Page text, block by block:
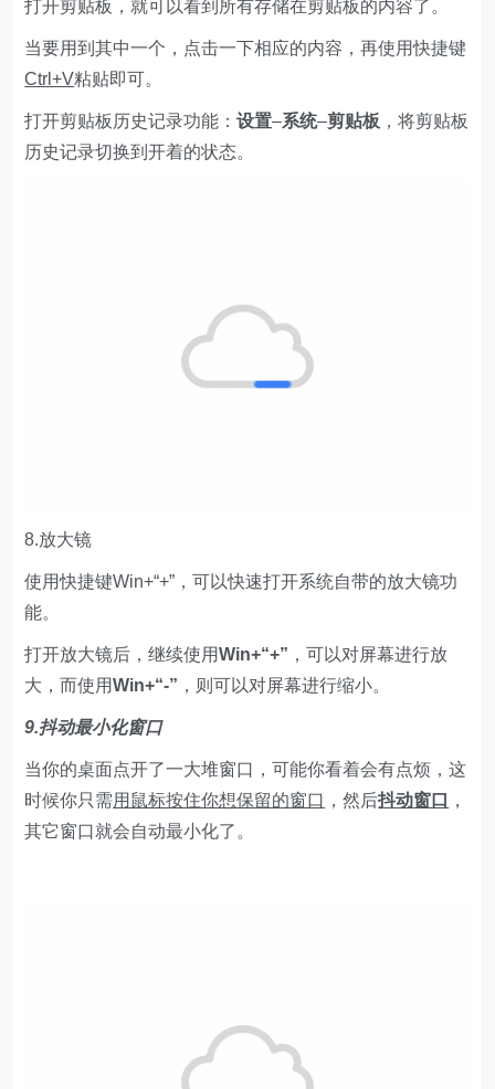
打开剪贴板，就可以看到所有存储在剪贴板的内容了。
当要用到其中一个，点击一下相应的内容，再使用快捷键
Ctrl+V粘贴即可。
打开剪贴板历史记录功能：设置–系统–剪贴板 ，将剪贴板
历史记录切换到开着的状态。
8.放大镜
使用快捷键Win+“+”，可以快速打开系统自带的放大镜功
能。
打开放大镜后，继续使用Win+“+” ，可以对屏幕进行放
大，而使用Win+“-” ，则可以对屏幕进行缩小。
9.抖动最小化窗口
当你的桌面点开了一大堆窗口，可能你看着会有点烦，这
时候你只需用鼠标按住你想保留的窗口 ，然后抖动窗口
，
其它窗口就会自动最小化了。